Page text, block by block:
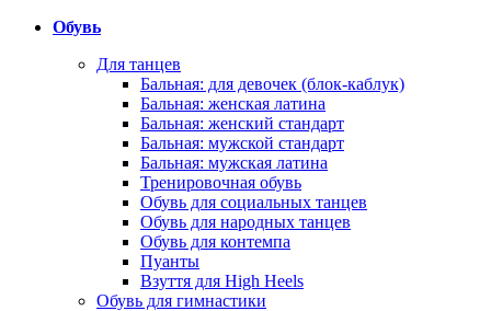
Обувь
Для танцев
Бальная: для девочек (блок-каблук)
Бальная: женская латина
Бальная: женский стандарт
Бальная: мужской стандарт
Бальная: мужская латина
Тренировочная обувь
Обувь для социальных танцев
Обувь для народных танцев
Обувь для контемпа
Пуанты
Взуття для High Heels
Обувь для гимнастики